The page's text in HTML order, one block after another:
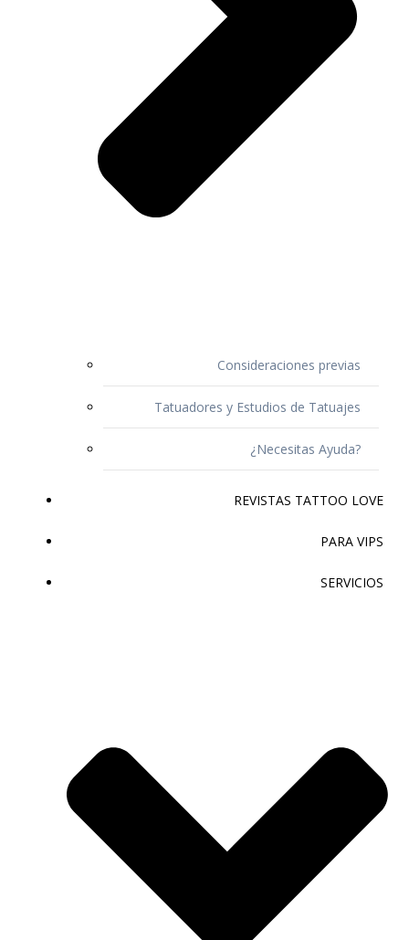
Consideraciones previas
Tatuadores y Estudios de Tatuajes
¿Necesitas Ayuda?
REVISTAS TATTOO LOVE
PARA VIPS
SERVICIOS